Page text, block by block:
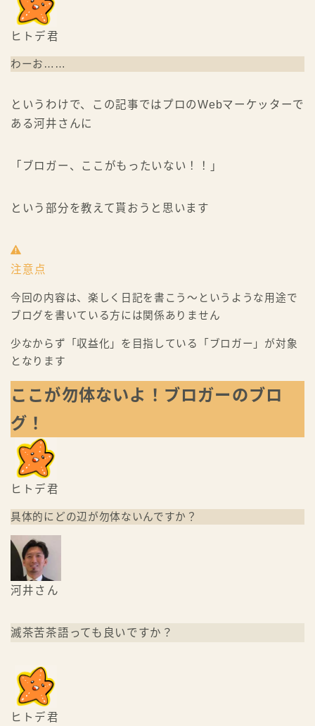
ヒトデ君
わーお……
というわけで、この記事ではプロのWebマーケッターで
ある河井さんに
「ブロガー、ここがもったいない！！」
という部分を教えて貰おうと思います
注意点
今回の内容は、楽しく日記を書こう～というような用途で
ブログを書いている方には関係ありません
少なからず「収益化」を目指している「ブロガー」が対象
となります
ここが勿体ないよ！ブロガーのブロ
グ！
ヒトデ君
具体的にどの辺が勿体ないんですか？
河井さん
滅茶苦茶語っても良いですか？
ヒトデ君